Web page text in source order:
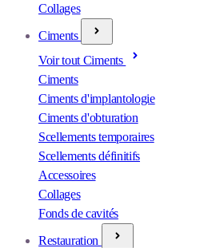
Collages
Ciments
Voir tout Ciments
Ciments
Ciments d'implantologie
Ciments d'obturation
Scellements temporaires
Scellements définitifs
Accessoires
Collages
Fonds de cavités
Restauration